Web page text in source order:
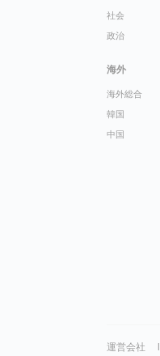
社会
政治
海外
海外総合
韓国
中国
運営会社